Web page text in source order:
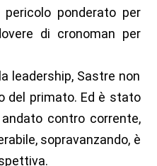
pericolo ponderato per
di cronoman per
leadership, Sastre non
del primato. Ed è stato
contro corrente,
sopravanzando, è